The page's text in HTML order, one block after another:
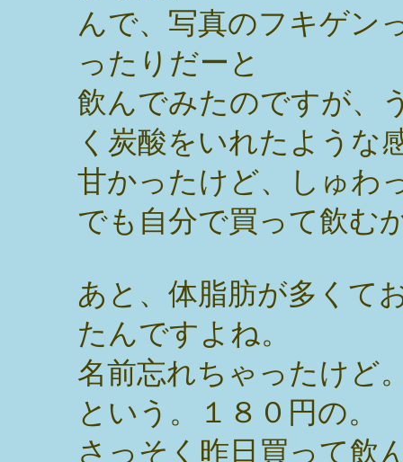
んで、写真のフキゲン
ったりだーと
飲んでみたのですが、
く炭酸をいれたような
甘かったけど、しゅわ
でも自分で買って飲む
あと、体脂肪が多くて
たんですよね。
名前忘れちゃったけど
という。１８０円の。
さっそく昨日買って飲